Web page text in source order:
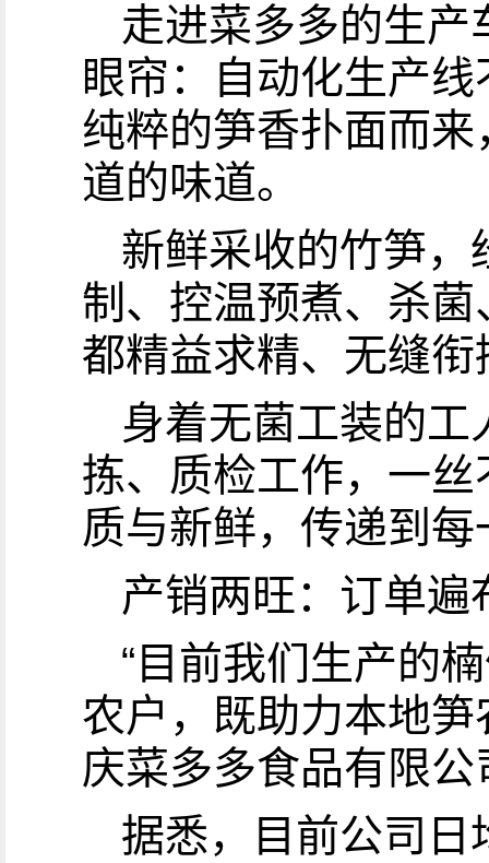
走进菜多多的生
眼帘：自动化生产
纯粹的笋香扑面而
道的味道。
新鲜采收的竹笋，
制、控温预煮、杀
都精益求精、无缝衔
身着无菌工装的
拣、质检工作，一
质与新鲜，传递到
产销两旺：订单遍
“目前我们生产的
农户，既助力本地
庆菜多多食品有限
据悉，目前公司日